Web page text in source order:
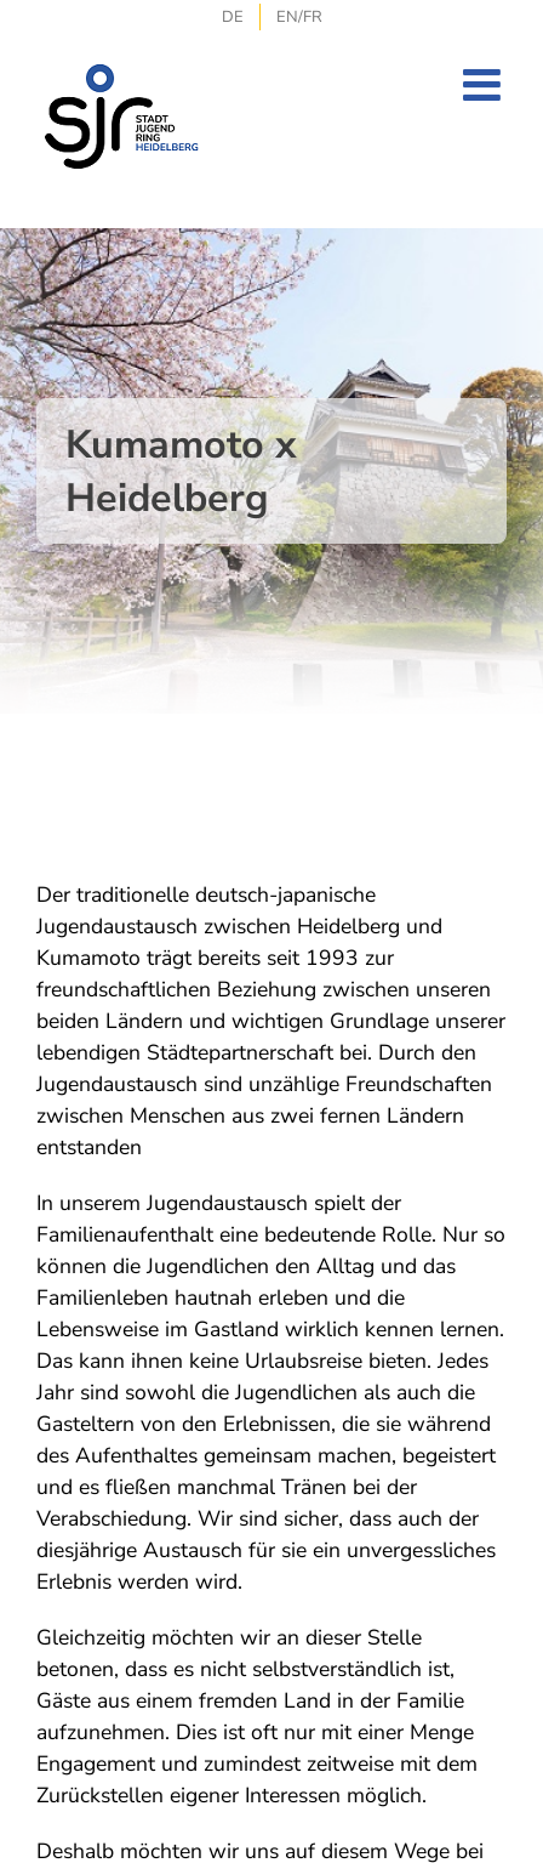
DE EN/FR
Kumamoto x
Heidelberg
Der traditionelle deutsch-japanische
Jugendaustausch zwischen Heidelberg und
Kumamoto trägt bereits seit 1993 zur
freundschaftlichen Beziehung zwischen unseren
beiden Ländern und wichtigen Grundlage unserer
lebendigen Städtepartnerschaft bei. Durch den
Jugendaustausch sind unzählige Freundschaften
zwischen Menschen aus zwei fernen Ländern
entstanden
In unserem Jugendaustausch spielt der
Familienaufenthalt eine bedeutende Rolle. Nur so
können die Jugendlichen den Alltag und das
Familienleben hautnah erleben und die
Lebensweise im Gastland wirklich kennen lernen.
Das kann ihnen keine Urlaubsreise bieten. Jedes
Jahr sind sowohl die Jugendlichen als auch die
Gasteltern von den Erlebnissen, die sie während
des Aufenthaltes gemeinsam machen, begeistert
und es fließen manchmal Tränen bei der
Verabschiedung. Wir sind sicher, dass auch der
diesjährige Austausch für sie ein unvergessliches
Erlebnis werden wird.
Gleichzeitig möchten wir an dieser Stelle
betonen, dass es nicht selbstverständlich ist,
Gäste aus einem fremden Land in der Familie
aufzunehmen. Dies ist oft nur mit einer Menge
Engagement und zumindest zeitweise mit dem
Zurückstellen eigener Interessen möglich.
Deshalb möchten wir uns auf diesem Wege bei